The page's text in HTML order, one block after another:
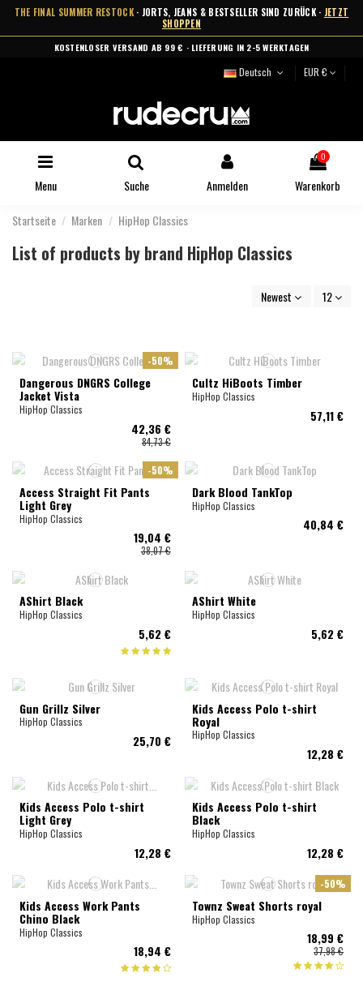
THE FINAL SUMMER RESTOCK· JORTS, JEANS & BESTSELLER SIND ZURÜCK · JETZT
SHOPPEN
KOSTENLOSER VERSAND AB 99 € · LIEFERUNG IN 2-5 WERKTAGEN
Deutsch EUR €
Menu Suche Anmelden
0
Warenkorb
Startseite Marken HipHop Classics
List of products by brand HipHop Classics
Newest 12
-50%
Dangerous DNGRS College
Jacket Vista
HipHop Classics
42,36 €
84,73 €
Cultz HiBoots Timber
HipHop Classics
57,11 €
-50%
Access Straight Fit Pants
Light Grey
HipHop Classics
19,04 €
38,07 €
Dark Blood TankTop
HipHop Classics
40,84 €
AShirt Black
HipHop Classics
5,62 €
AShirt White
HipHop Classics
5,62 €
Gun Grillz Silver
HipHop Classics
25,70 €
Kids Access Polo t-shirt
Royal
HipHop Classics
12,28 €
Kids Access Polo t-shirt
Light Grey
HipHop Classics
12,28 €
Kids Access Polo t-shirt
Black
HipHop Classics
12,28 €
Kids Access Work Pants
Chino Black
HipHop Classics
18,94 €
-50%
Townz Sweat Shorts royal
HipHop Classics
18,99 €
37,98 €